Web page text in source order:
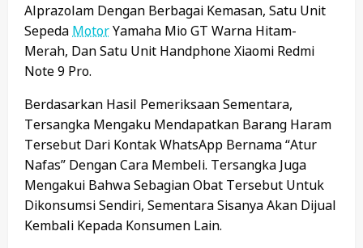
Alprazolam Dengan Berbagai Kemasan, Satu Unit
Sepeda MotorYamaha Mio GT Warna Hitam-
Merah, Dan Satu Unit Handphone Xiaomi Redmi
Note 9 Pro.
Berdasarkan Hasil Pemeriksaan Sementara,
Tersangka Mengaku Mendapatkan Barang Haram
Tersebut Dari Kontak WhatsApp Bernama “Atur
Nafas” Dengan Cara Membeli. Tersangka Juga
Mengakui Bahwa Sebagian Obat Tersebut Untuk
Dikonsumsi Sendiri, Sementara Sisanya Akan Dijual
Kembali Kepada Konsumen Lain.